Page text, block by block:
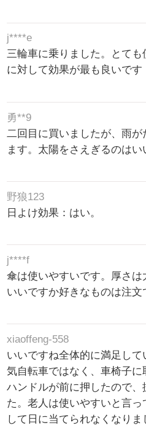
j****e
三輪車に乗りました。とて
に対して効果が最も良いです
勇**9
二回目に買いましたが、雨
ます。太陽をさえぎるのはい
野狼123
日よけ効果：はい。
j****f
傘は使いやすいです。厚さ
いいですか好きなものは注文
xiaoffeng-558
いいですね全体的に満足し
気自転車ではなく、車椅子に
ハンドルが前に押したので
た。老人は使いやすいと言
して日に当てられなくなりま